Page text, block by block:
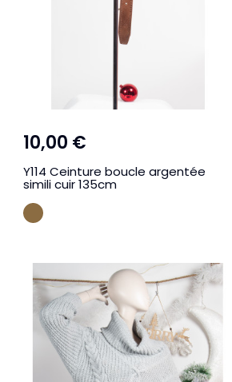
10,00 €
Y114 Ceinture boucle argentée
simili cuir 135cm
TAUPE